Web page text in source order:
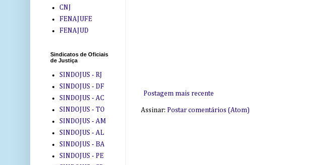
Postagem mais recente
Assinar: Postar comentários (Atom)
CNJ
FENAJUFE
FENAJUD
Sindicatos de Oficiais
de Justiça
SINDOJUS - RJ
SINDOJUS - DF
SINDOJUS - AC
SINDOJUS - TO
SINDOJUS - AM
SINDOJUS - AL
SINDOJUS - BA
SINDOJUS - PE